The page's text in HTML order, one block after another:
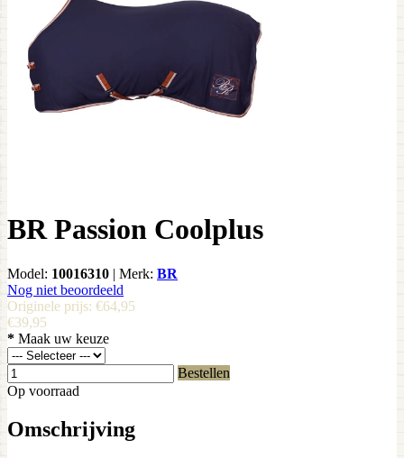
BR Passion Coolplus
Model: 10016310 | Merk: BR
Nog niet beoordeeld
Originele prijs: €64,95
€39,95
* Maak uw keuze
Bestellen
Op voorraad
Omschrijving